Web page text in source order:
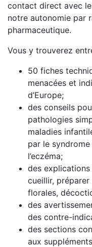
contact direct avec
notre autonomie par
pharmaceutique.
Vous y trouverez
50 fiches
menacées et
d’Europe;
des conseils
pathologies
maladies
par le
l’eczéma;
des explications
cueillir,
florales,
des
des contre-
des sections
aux